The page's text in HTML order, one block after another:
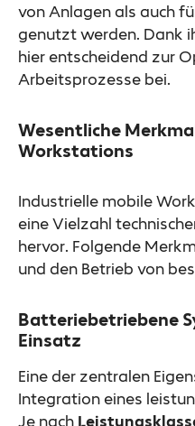
von Anlagen als auch
genutzt werden. Dank
hier entscheidend zur
Arbeitsprozesse bei.
Wesentliche
Workstations
Industrielle mobile
eine Vielzahl
hervor. Folgende
und den Betrieb von
Batteriebetriebene
Einsatz
Eine der zentralen
Integration eines
Je nach